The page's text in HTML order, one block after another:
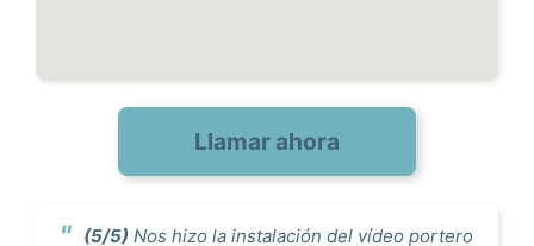
Llamar ahora
(5/5) Nos hizo la instalación del vídeo portero